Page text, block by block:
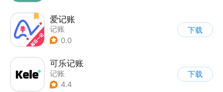
爱记账
记账
0.0
下载
可乐记账
记账
4.4
下载